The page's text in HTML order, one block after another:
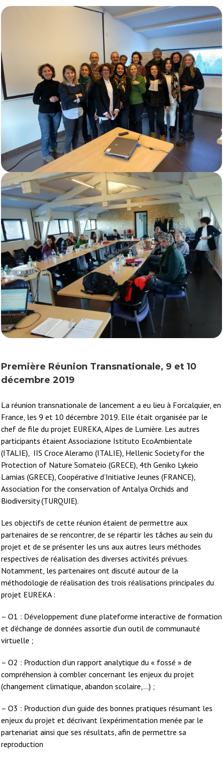
Première Réunion Transnationale, 9 et 10
décembre 2019
La réunion transnationale de lancement a eu lieu à Forcalquier, en
France, les 9 et 10 décembre 2019. Elle était organisée par le
chef de file du projet EUREKA, Alpes de Lumière. Les autres
participants étaient Associazione Istituto EcoAmbientale
(ITALIE), IIS Croce Aleramo (ITALIE), Hellenic Society for the
Protection of Nature Somateio (GRECE), 4th Geniko Lykeio
Lamias (GRECE), Coopérative d’Initiative Jeunes (FRANCE),
Association for the conservation of Antalya Orchids and
Biodiversity (TURQUIE).
Les objectifs de cette réunion étaient de permettre aux
partenaires de se rencontrer, de se répartir les tâches au sein du
projet et de se présenter les uns aux autres leurs méthodes
respectives de réalisation des diverses activités prévues.
Notamment, les partenaires ont discuté autour de la
méthodologie de réalisation des trois réalisations principales du
projet EUREKA :
– O1 : Développement d’une plateforme interactive de formation
et d’échange de données assortie d’un outil de communauté
virtuelle ;
– O2 : Production d’un rapport analytique du « fossé » de
compréhension à combler concernant les enjeux du projet
(changement climatique, abandon scolaire,…) ;
– O3 : Production d’un guide des bonnes pratiques résumant les
enjeux du projet et décrivant l’expérimentation menée par le
partenariat ainsi que ses résultats, afin de permettre sa
reproduction